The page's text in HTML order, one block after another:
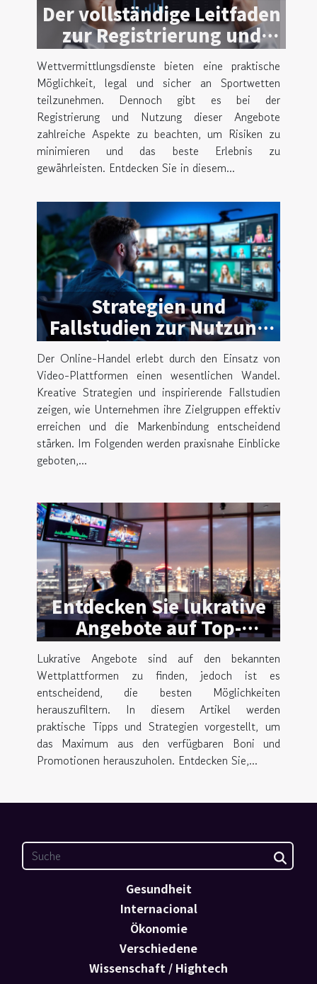
Der vollständige Leitfaden
zur Registrierung und
Nutzung von
Wettvermittlungsdiensten
Wettvermittlungsdienste bieten eine praktische
Möglichkeit, legal und sicher an Sportwetten
teilzunehmen. Dennoch gibt es bei der
Registrierung und Nutzung dieser Angebote
zahlreiche Aspekte zu beachten, um Risiken zu
minimieren und das beste Erlebnis zu
gewährleisten. Entdecken Sie in diesem...
Strategien und
Fallstudien zur Nutzung
von Video-Plattformen
für den Online-Handel
Der Online-Handel erlebt durch den Einsatz von
Video-Plattformen einen wesentlichen Wandel.
Kreative Strategien und inspirierende Fallstudien
zeigen, wie Unternehmen ihre Zielgruppen effektiv
erreichen und die Markenbindung entscheidend
stärken. Im Folgenden werden praxisnahe Einblicke
geboten,...
Entdecken Sie lukrative
Angebote auf Top-
Wettplattformen
Lukrative Angebote sind auf den bekannten
Wettplattformen zu finden, jedoch ist es
entscheidend, die besten Möglichkeiten
herauszufiltern. In diesem Artikel werden
praktische Tipps und Strategien vorgestellt, um
das Maximum aus den verfügbaren Boni und
Promotionen herauszuholen. Entdecken Sie,...
Gesundheit
Internacional
Ökonomie
Verschiedene
Wissenschaft / Hightech